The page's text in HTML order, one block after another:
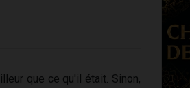
que ce qu'il était. Sinon,